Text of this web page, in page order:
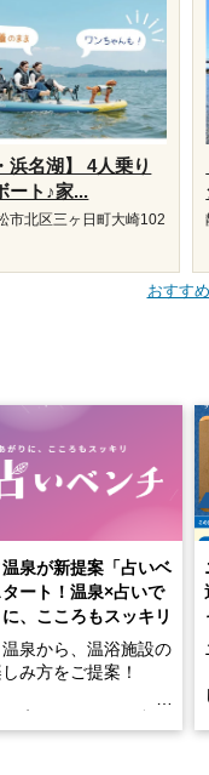
浜名湖】 4人乗り
ート♪家...
市北区三ヶ日町大崎102
おすす
泉が新提案「占いベ
ート！温泉×占いで
、こころもスッキリ
泉から、温浴施設の
み方をご提案！